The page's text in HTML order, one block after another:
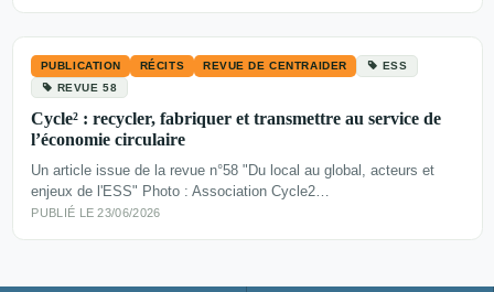
PUBLICATION RÉCITS REVUE DE CENTRAIDER
ESS
REVUE 58
Cycle² : recycler, fabriquer et transmettre au service de
l’économie circulaire
Un article issue de la revue n°58 "Du local au global, acteurs et
enjeux de l'ESS" Photo : Association Cycle2…
PUBLIÉ LE 23/06/2026